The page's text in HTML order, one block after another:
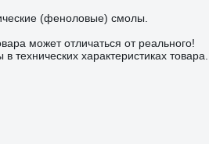
(феноловые) смолы.
может отличаться от реального!
технических характеристиках товара.